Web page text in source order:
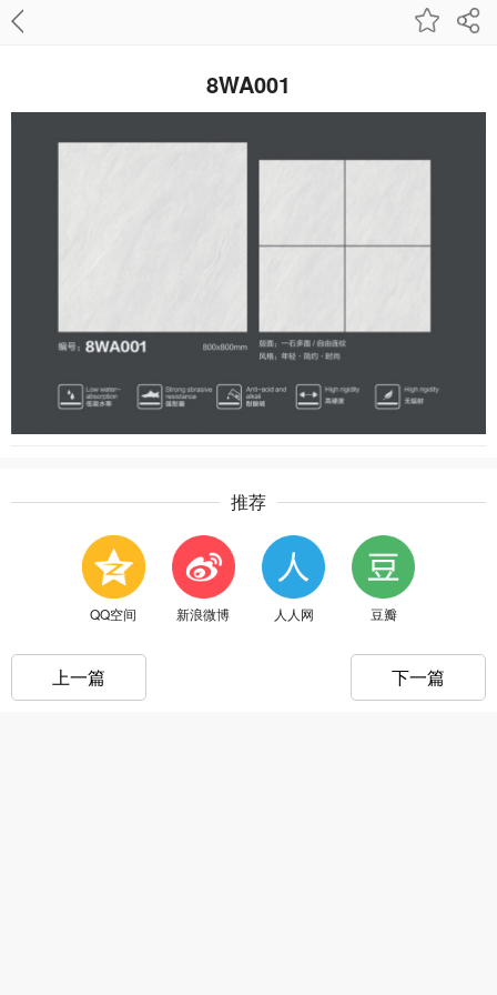
8WA001
推荐
QQ空间 新浪微博 人人网 豆瓣
上一篇 下一篇